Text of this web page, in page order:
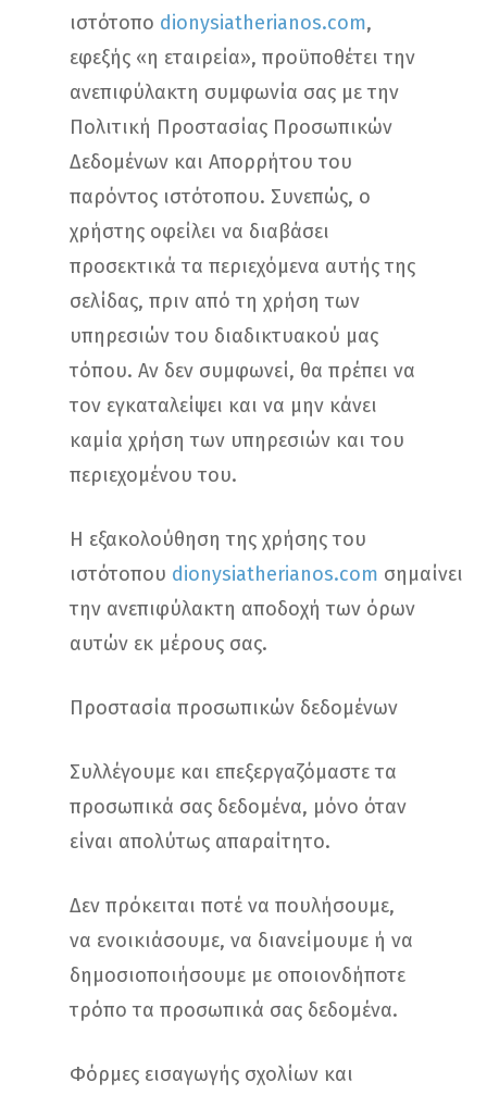
ιστότοπο dionysiatherianos.com,
εφεξής «η εταιρεία», προϋποθέτει την
ανεπιφύλακτη συμφωνία σας με την
Πολιτική Προστασίας Προσωπικών
Δεδομένων και Απορρήτου του
παρόντος ιστότοπου. Συνεπώς, ο
χρήστης οφείλει να διαβάσει
προσεκτικά τα περιεχόμενα αυτής της
σελίδας, πριν από τη χρήση των
υπηρεσιών του διαδικτυακού μας
τόπου. Αν δεν συμφωνεί, θα πρέπει να
τον εγκαταλείψει και να μην κάνει
καμία χρήση των υπηρεσιών και του
περιεχομένου του.
Η εξακολούθηση της χρήσης του
ιστότοπου dionysiatherianos.com σημαίνει
την ανεπιφύλακτη αποδοχή των όρων
αυτών εκ μέρους σας.
Προστασία προσωπικών δεδομένων
Συλλέγουμε και επεξεργαζόμαστε τα
προσωπικά σας δεδομένα, μόνο όταν
είναι απολύτως απαραίτητο.
Δεν πρόκειται ποτέ να πουλήσουμε,
να ενοικιάσουμε, να διανείμουμε ή να
δημοσιοποιήσουμε με οποιονδήποτε
τρόπο τα προσωπικά σας δεδομένα.
Φόρμες εισαγωγής σχολίων και